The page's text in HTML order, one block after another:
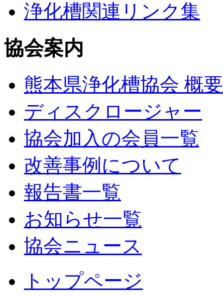
浄化槽関連リンク集
協会案内
熊本県浄化槽協会 概要
ディスクロージャー
協会加入の会員一覧
改善事例について
報告書一覧
お知らせ一覧
協会ニュース
トップページ